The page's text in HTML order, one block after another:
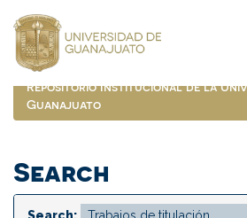
navigation
Repositorio Institucional de la
Guanajuato
Search